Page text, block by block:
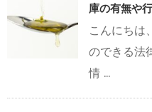
庫の有無や
こんにちは
のできる法
情 ...